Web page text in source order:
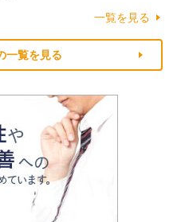
一覧を見る
一覧を見る